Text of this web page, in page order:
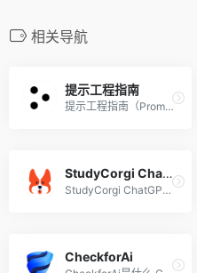
相关导航
提示工程指南
提示工程指南（Prompt Engine...
StudyCorgi ChatGPT Detector
StudyCorgi ChatGPT Detector...
CheckforAi